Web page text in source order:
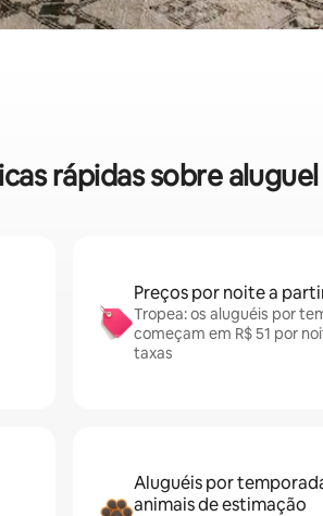
rápidas sobre
Preços por noite a
Tropea: os aluguéis por
começam em R$ 51 por
taxas
Aluguéis por
animais de estimação